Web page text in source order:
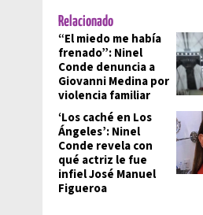
Relacionado
“El miedo me había
frenado”: Ninel
Conde denuncia a
Giovanni Medina por
violencia familiar
‘Los caché en Los
Ángeles’: Ninel
Conde revela con
qué actriz le fue
infiel José Manuel
Figueroa